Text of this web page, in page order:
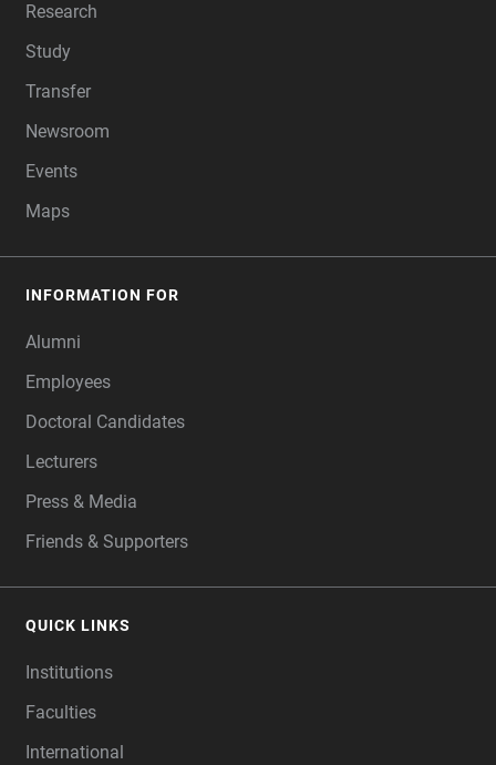
Research
Study
Transfer
Newsroom
Events
Maps
INFORMATION FOR
Alumni
Employees
Doctoral Candidates
Lecturers
Press & Media
Friends & Supporters
QUICK LINKS
Institutions
Faculties
International